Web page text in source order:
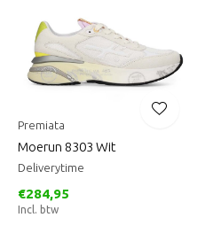
Premiata
Moerun 8303 Wit
Deliverytime
€284,95
Incl. btw